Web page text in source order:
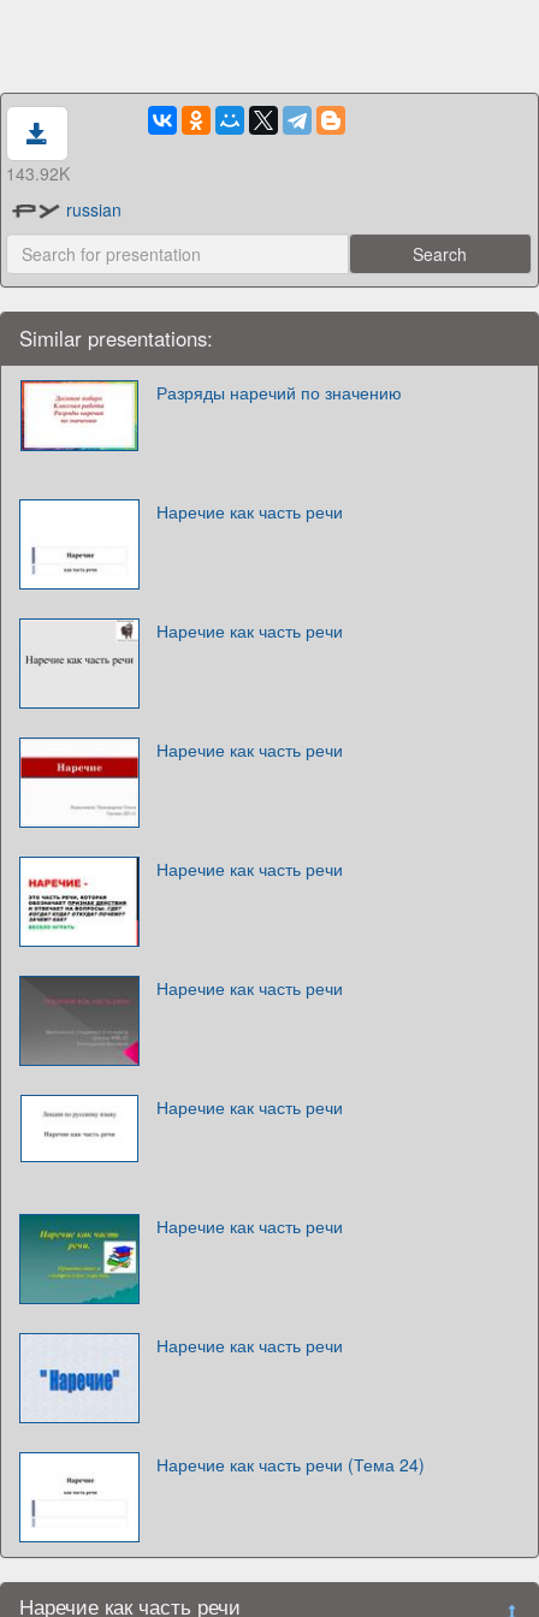
143.92K
russian
Similar presentations:
Разряды наречий по значению
Наречие как часть речи
Наречие как часть речи
Наречие как часть речи
Наречие как часть речи
Наречие как часть речи
Наречие как часть речи
Наречие как часть речи
Наречие как часть речи
Наречие как часть речи (Тема 24)
Наречие как часть речи